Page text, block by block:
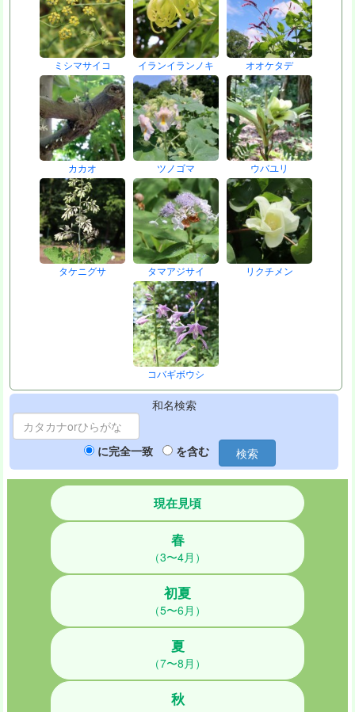
ミシマサイコ イランイランノキ オオケタデ
カカオ ツノゴマ ウバユリ
タケニグサ タマアジサイ リクチメン
コバギボウシ
和名検索
に完全一致 を含む 検索
現在見頃
春
（3〜4月）
初夏
（5〜6月）
夏
（7〜8月）
秋